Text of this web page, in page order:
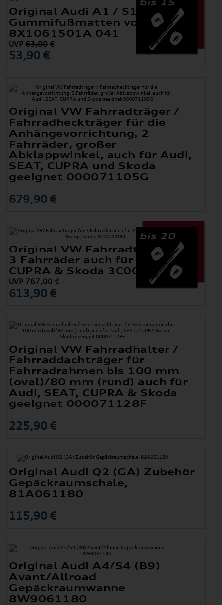
Original Audi A1 / S1 (8X)
Gummifußmatten vorne
8X1061501A 041
UVP63,00 €
53,90 €
Original VW Fahrradträger /
Fahrradheckträger für die
Anhängevorrichtung, 2
Fahrräder, großer
Abklappwinkel, auch für Audi,
SEAT, CUPRA und Skoda
geeignet 000071105G
679,90 €
bis 20
Original VW Fahrradträger für
3 Fahrräder auch für Audi SEAT,
CUPRA & Skoda 3C0071105C
UVP767,00 €
613,90 €
Original VW Fahrradhalter /
Fahrraddachträger für
Fahrradrahmen bis 100 mm
(oval)/80 mm (rund) auch für
Audi, SEAT, CUPRA & Skoda
geeignet 000071128F
225,90 €
Original Audi Q2 (GA) Zubehör
Gepäckraumschale,
81A061180
115,90 €
Original Audi A4/S4 (B9)
Avant/Allroad
Gepäckraumwanne
8W9061180